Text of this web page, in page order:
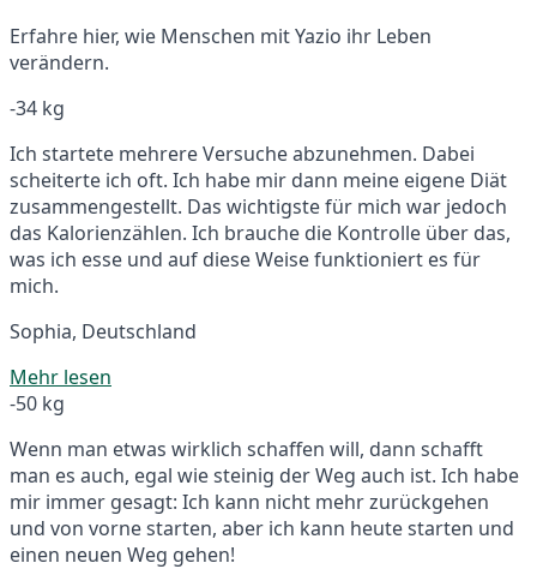
Erfahre hier, wie Menschen mit Yazio ihr Leben
verändern.
-34 kg
Ich startete mehrere Versuche abzunehmen. Dabei
scheiterte ich oft. Ich habe mir dann meine eigene Diät
zusammengestellt. Das wichtigste für mich war jedoch
das Kalorienzählen. Ich brauche die Kontrolle über das,
was ich esse und auf diese Weise funktioniert es für
mich.
Sophia, Deutschland
Mehr lesen
-50 kg
Wenn man etwas wirklich schaffen will, dann schafft
man es auch, egal wie steinig der Weg auch ist. Ich habe
mir immer gesagt: Ich kann nicht mehr zurückgehen
und von vorne starten, aber ich kann heute starten und
einen neuen Weg gehen!